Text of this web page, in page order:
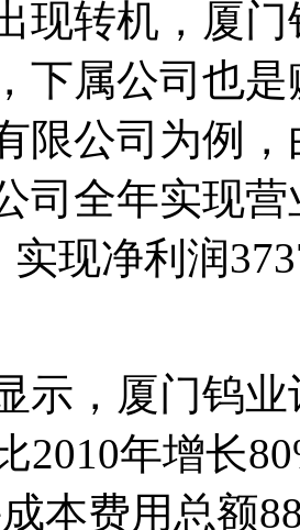
现转机，厦
下属公司也
限公司为例
司全年实现
实现净利润
示，厦门钨
2010年增长
本费用总额